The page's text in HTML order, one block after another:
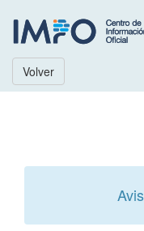
Volver